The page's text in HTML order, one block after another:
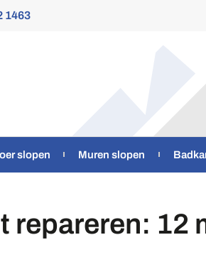
1463
slopen Muren slopen
repareren: 12